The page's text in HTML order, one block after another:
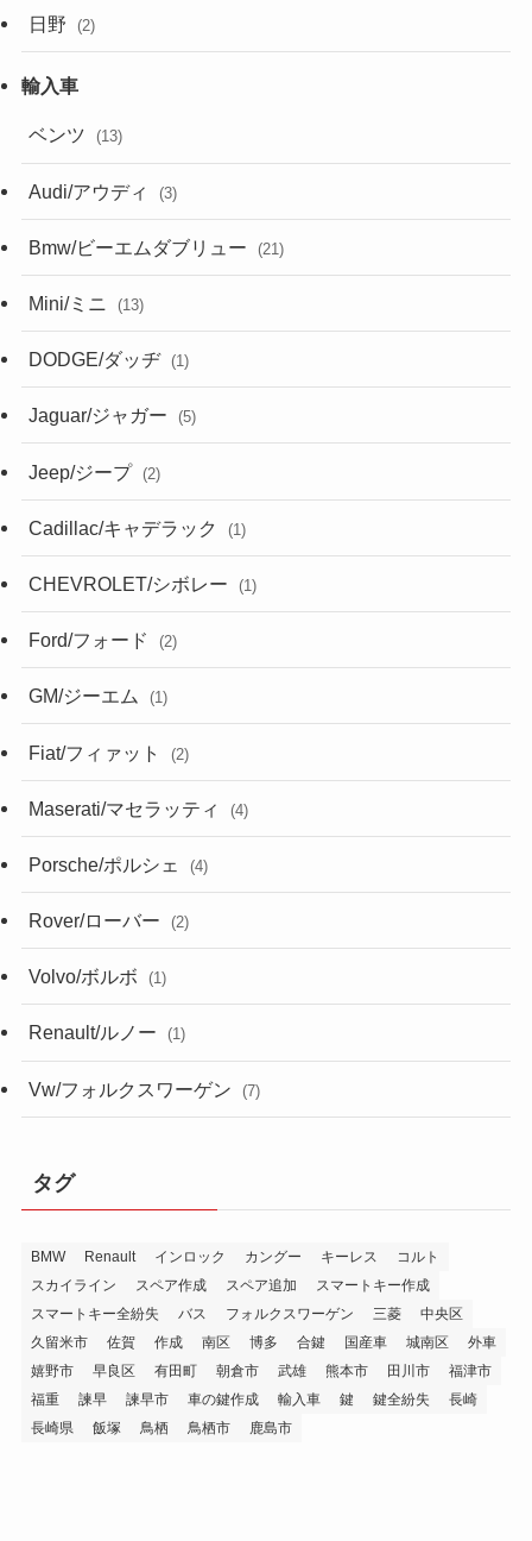
日野 (2)
ベンツ (13)
Audi/アウディ (3)
Bmw/ビーエムダブリュー (21)
Mini/ミニ (13)
DODGE/ダッヂ (1)
Jaguar/ジャガー (5)
Jeep/ジープ (2)
Cadillac/キャデラック (1)
CHEVROLET/シボレー (1)
Ford/フォード (2)
GM/ジーエム (1)
Fiat/フィァット (2)
Maserati/マセラッティ (4)
Porsche/ポルシェ (4)
Rover/ローバー (2)
Volvo/ボルボ (1)
Renault/ルノー (1)
Vw/フォルクスワーゲン (7)
タグ
BMW Renault インロック カングー キーレス
コルト
スカイライン
スペア作成 スペア追加
スマートキー作成
スマートキー全紛失
バス フォルクスワーゲン 三菱
中央区
久留米市
佐賀 作成 南区 博多 合鍵 国産車 城南区
外車
嬉野市
早良区 有田町 朝倉市 武雄 熊本市 田川市
福津市
福重
諫早 諫早市 車の鍵作成 輸入車 鍵 鍵全紛失
長崎
長崎県
飯塚 鳥栖 鳥栖市 鹿島市